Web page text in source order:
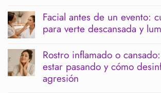
pesadas:
cómo
acompañar
tu
corporal
hay
comentarios
en
Limpieza
profunda
para
piel
sensible:
cómo
Facial antes de un evento:
para verte descansada y
hay
comentarios
en
Facial
antes
Rostro inflamado o
estar pasando y cómo
agresión